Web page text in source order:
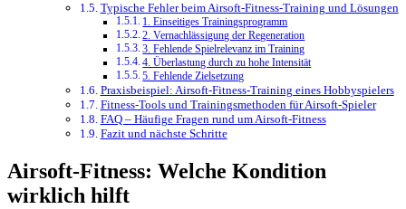
Typische Fehler beim Airsoft-Fitness-Training und Lösungen
1. Einseitiges Trainingsprogramm
2. Vernachlässigung der Regeneration
3. Fehlende Spielrelevanz im Training
4. Überlastung durch zu hohe Intensität
5. Fehlende Zielsetzung
Praxisbeispiel: Airsoft-Fitness-Training eines Hobbyspielers
Fitness-Tools und Trainingsmethoden für Airsoft-Spieler
FAQ – Häufige Fragen rund um Airsoft-Fitness
Fazit und nächste Schritte
Airsoft-Fitness: Welche Kondition
wirklich hilft